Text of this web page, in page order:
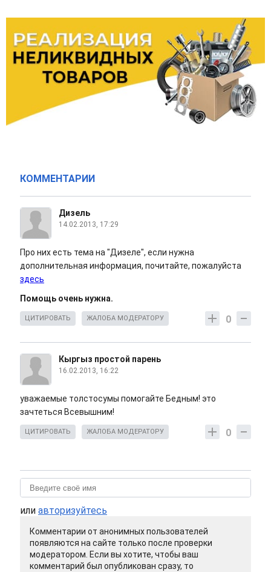
КОММЕНТАРИИ
Дизель
14.02.2013, 17:29
Про них есть тема на "Дизеле", если нужна
дополнительная информация, почитайте, пожалуйста
здесь
Помощь очень нужна.
0
ЦИТИРОВАТЬ ЖАЛОБА МОДЕРАТОРУ
Кыргыз простой парень
16.02.2013, 16:22
уважаемые толстосумы помогайте Бедным! это
зачтеться Всевышним!
0
ЦИТИРОВАТЬ ЖАЛОБА МОДЕРАТОРУ
или авторизуйтесь
Комментарии от анонимных пользователей
появляются на сайте только после проверки
модератором. Если вы хотите, чтобы ваш
комментарий был опубликован сразу, то